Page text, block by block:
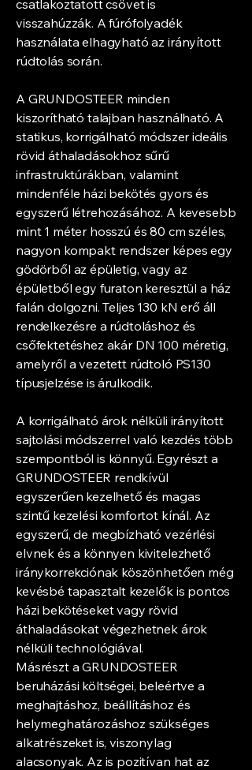
csatlakoztatott csövet is
visszahúzzák. A fúrófolyadék
használata elhagyható az irányított
rúdtolás során.
A GRUNDOSTEER minden
kiszorítható talajban használható. A
statikus, korrigálható módszer ideális
rövid áthaladásokhoz sűrű
infrastruktúrákban, valamint
mindenféle házi bekötés gyors és
egyszerű létrehozásához. A kevesebb
mint 1 méter hosszú és 80 cm széles,
nagyon kompakt rendszer képes egy
gödörből az épületig, vagy az
épületből egy furaton keresztül a ház
falán dolgozni. Teljes 130 kN erő áll
rendelkezésre a rúdtoláshoz és
csőfektetéshez akár DN 100 méretig,
amelyről a vezetett rúdtoló PS130
típusjelzése is árulkodik.
A korrigálható árok nélküli irányított
sajtolási módszerrel való kezdés több
szempontból is könnyű. Egyrészt a
GRUNDOSTEER rendkívül
egyszerűen kezelhető és magas
szintű kezelési komfortot kínál. Az
egyszerű, de megbízható vezérlési
elvnek és a könnyen kivitelezhető
iránykorrekciónak köszönhetően még
kevésbé tapasztalt kezelők is pontos
házi bekötéseket vagy rövid
áthaladásokat végezhetnek árok
nélküli technológiával.
Másrészt a GRUNDOSTEER
beruházási költségei, beleértve a
meghajtáshoz, beállításhoz és
helymeghatározáshoz szükséges
alkatrészeket is, viszonylag
alacsonyak. Az is pozitívan hat az